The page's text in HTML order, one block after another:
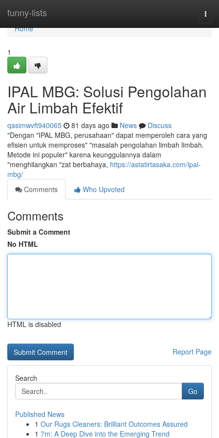
funny-lists
Home
Home
1
IPAL MBG: Solusi Pengolahan
Air Limbah Efektif
qasimwvft940065 81 days ago News
Discuss
"Dengan "IPAL MBG, perusahaan" dapat memperoleh cara yang
efisien untuk memproses" "masalah pengolahan limbah limbah.
Metode ini populer" karena keunggulannya dalam
"menghilangkan "zat berbahaya, https://astatirtasaka.com/ipal-
mbg/
Comments
Who Upvoted
Comments
Submit a Comment
No HTML
HTML is disabled
Report Page
Search
Go
Published News
1 Our Rugs Cleaners: Brilliant Outcomes Assured
1 7m: A Deep Dive into the Emerging Trend